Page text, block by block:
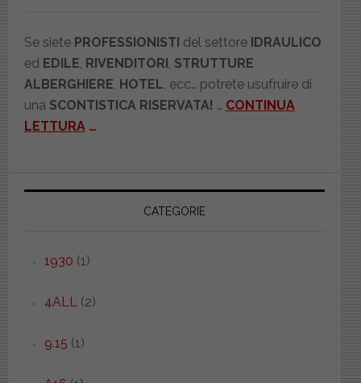
Se siete PROFESSIONISTI del settore IDRAULICO
ed EDILE RIVENDITORI STRUTTURE
ALBERGHIERE HOTEL , ecc… potrete usufruire di
una SCONTISTICA RISERVATA! … CONTINUA
LETTURA …
CATEGORIE
1930 (1)
4ALL (2)
9.15 (1)